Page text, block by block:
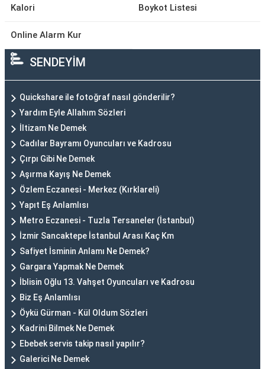
Kalori
Boykot Listesi
Online Alarm Kur
SENDEYİM
Quickshare ile fotoğraf nasıl gönderilir?
Yardım Eyle Allahım Sözleri
İltizam Ne Demek
Cadılar Bayramı Oyuncuları ve Kadrosu
Çırpı Gibi Ne Demek
Aşırma Kayış Ne Demek
Özlem Eczanesi - Merkez (Kırklareli)
Yapıt Eş Anlamlısı
Metro Eczanesi - Tuzla Tersaneler (İstanbul)
İzmir Sancaktepe İstanbul Arası Kaç Km
Safiyet İsminin Anlamı Ne Demek?
Gargara Yapmak Ne Demek
İblisin Oğlu 13. Vahşet Oyuncuları ve Kadrosu
Biz Eş Anlamlısı
Öykü Gürman - Kül Oldum Sözleri
Kadrini Bilmek Ne Demek
Ebebek servis takip nasıl yapılır?
Galerici Ne Demek